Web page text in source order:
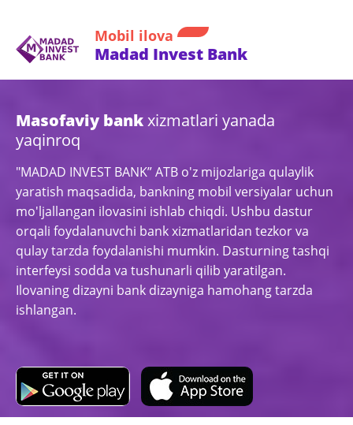
Mobil ilova
Madad Invest Bank
Masofaviy bankxizmatlari yanada
yaqinroq
"MADAD INVEST BANK” ATB o'z mijozlariga qulaylik
yaratish maqsadida, bankning mobil versiyalar uchun
mo'ljallangan ilovasini ishlab chiqdi. Ushbu dastur
orqali foydalanuvchi bank xizmatlaridan tezkor va
qulay tarzda foydalanishi mumkin. Dasturning tashqi
interfeysi sodda va tushunarli qilib yaratilgan.
Ilovaning dizayni bank dizayniga hamohang tarzda
ishlangan.